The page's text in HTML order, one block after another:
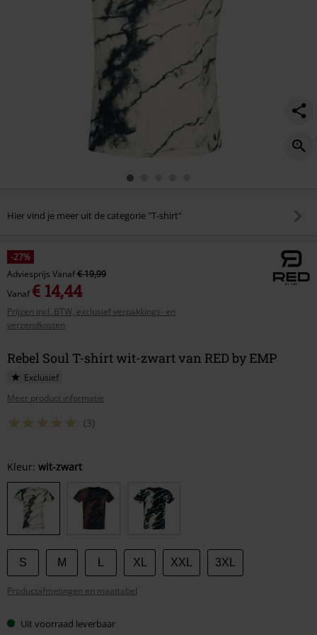
Hier vind je meer uit de categorie "T-shirt"
-27%
Adviesprijs Vanaf€ 19,99
Vanaf€ 14,44
Prijzen incl. BTW, exclusief verpakkings- en
verzendkosten
Rebel Soul T-shirt wit-zwart van RED by EMP
Exclusief
Meer product informatie
(3)
Kies
je
maat
Kleur: wit-zwart
S M XL XXL 3XL
Productafmetingen en maattabel
Uit voorraad leverbaar